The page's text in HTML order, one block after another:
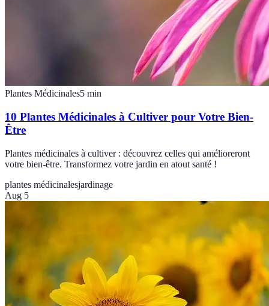
Plantes Médicinales5 min
10 Plantes Médicinales à Cultiver pour Votre Bien-
Être
Plantes médicinales à cultiver : découvrez celles qui amélioreront
votre bien-être. Transformez votre jardin en atout santé !
plantes médicinalesjardinage
Aug 5